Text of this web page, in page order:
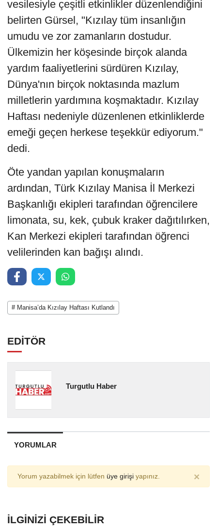
vesilesiyle çeşitli etkinlikler düzenlendiğini
belirten Gürsel, "Kızılay tüm insanlığın
umudu ve zor zamanların dostudur.
Ülkemizin her köşesinde birçok alanda
yardım faaliyetlerini sürdüren Kızılay,
Dünya'nın birçok noktasında mazlum
milletlerin yardımına koşmaktadır. Kızılay
Haftası nedeniyle düzenlenen etkinliklerde
emeği geçen herkese teşekkür ediyorum."
dedi.
Öte yandan yapılan konuşmaların
ardından, Türk Kızılay Manisa İl Merkezi
Başkanlığı ekipleri tarafından öğrencilere
limonata, su, kek, çubuk kraker dağıtılırken,
Kan Merkezi ekipleri tarafından öğrenci
velilerinden kan bağışı alındı.
# Manisa’da Kızılay Haftası Kutlandı
EDİTÖR
Turgutlu Haber
YORUMLAR
Yorum yazabilmek için lütfen üye girişi yapınız. ×
İLGINIZI ÇEKEBILIR